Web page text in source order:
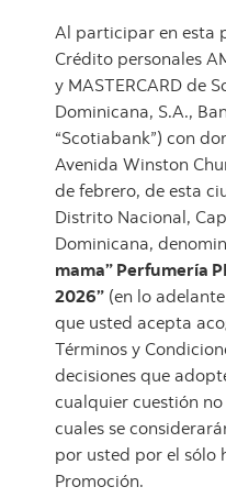
Al participar en esta
Crédito personales
y MASTERCARD de
Dominicana, S.A.,
“Scotiabank”) con
Avenida Winston
de febrero, de esta
Distrito Nacional,
Dominicana,
mama” Perfumería
2026” (en lo
que usted acepta
Términos y
decisiones que
cualquier cuestión
cuales se
por usted por el sólo
Promoción.